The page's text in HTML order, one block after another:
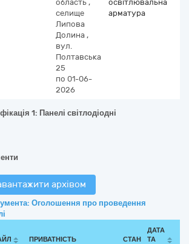
область ,
селище
Липова
Долина ,
вул.
Полтавська
25
по 01-06-
2026
освітлювальна
арматура
1: Панелі світлодіодні
архівом
Оголошення про проведення
ПРИВАТНІСТЬ СТАН
ДАТА
ТА